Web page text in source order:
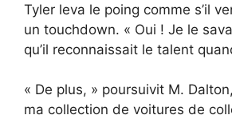
Tyler leva le poing comme s’il
un touchdown. « Oui ! Je le
qu’il reconnaissait le talent
« De plus, » poursuivit M.
ma collection de voitures de